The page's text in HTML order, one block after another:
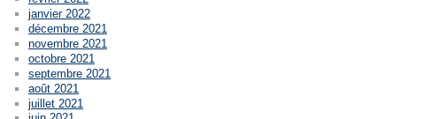
janvier 2022
décembre 2021
novembre 2021
octobre 2021
septembre 2021
août 2021
juillet 2021